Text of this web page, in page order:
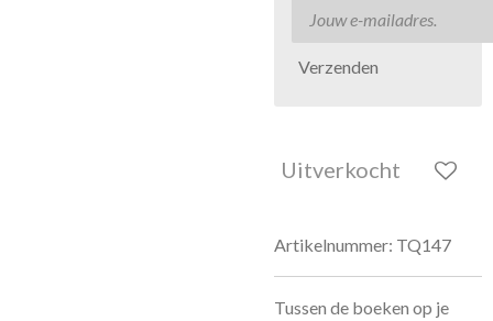
Verzenden
Uitverkocht
Artikelnummer: TQ147
Tussen de boeken op je